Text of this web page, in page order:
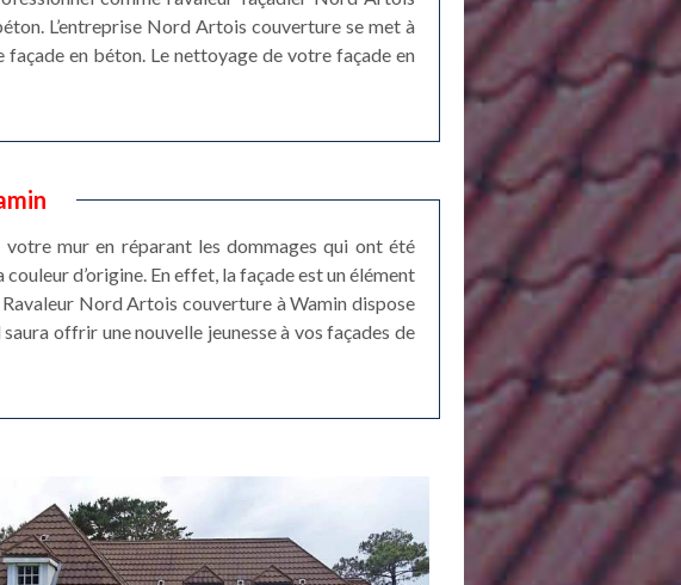
L’entreprise Nord Artois couverture se met à
en béton. Le nettoyage de votre façade en
mur en réparant les dommages qui ont été
d’origine. En effet, la façade est un élément
Nord Artois couverture à Wamin dispose
offrir une nouvelle jeunesse à vos façades de